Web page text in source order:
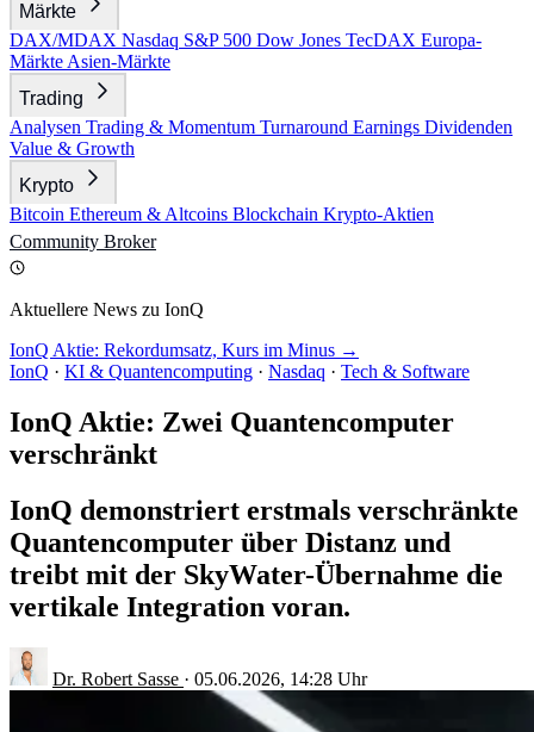
Märkte
DAX/MDAX Nasdaq S&P 500 Dow Jones TecDAX Europa-
Märkte Asien-Märkte
Trading
Analysen Trading & Momentum Turnaround Earnings Dividenden
Value & Growth
Krypto
Bitcoin Ethereum & Altcoins Blockchain Krypto-Aktien
Community Broker
Aktuellere News zu IonQ
IonQ Aktie: Rekordumsatz, Kurs im Minus →
IonQ · KI & Quantencomputing · Nasdaq · Tech & Software
IonQ Aktie: Zwei Quantencomputer
verschränkt
IonQ demonstriert erstmals verschränkte
Quantencomputer über Distanz und
treibt mit der SkyWater-Übernahme die
vertikale Integration voran.
Dr. Robert Sasse · 05.06.2026, 14:28 Uhr